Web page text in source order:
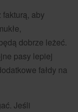
aby
dobrze leżeć.
pasy lepiej
fałdy na
Jeśli